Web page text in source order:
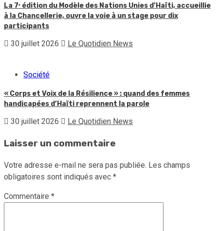
La 7ᵉ édition du Modèle des Nations Unies d’Haïti, accueillie
à la Chancellerie, ouvre la voie à un stage pour dix
participants
30 juillet 2026 Le Quotidien News
Société
« Corps et Voix de la Résilience » : quand des femmes
handicapées d’Haïti reprennent la parole
30 juillet 2026 Le Quotidien News
Laisser un commentaire
Votre adresse e-mail ne sera pas publiée. Les champs
obligatoires sont indiqués avec *
Commentaire *